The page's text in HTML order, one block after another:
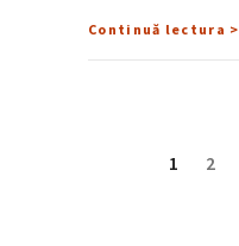
Continuă lectura >
1 2